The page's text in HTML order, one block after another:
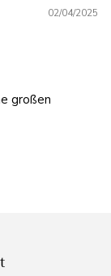
02/04/2025
großen